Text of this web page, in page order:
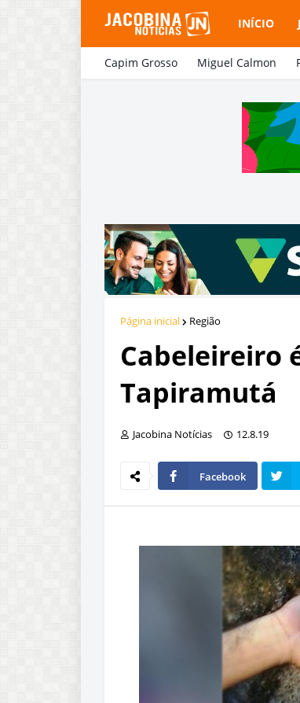
INÍCIO
Capim Grosso Miguel Calmon
Página inicial Região
Cabeleireiro
Tapiramutá
Jacobina Notícias 12.8.19
Facebook